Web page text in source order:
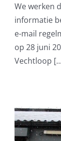
We werken
informatie
e-mail
op 28 juni
Vechtloop